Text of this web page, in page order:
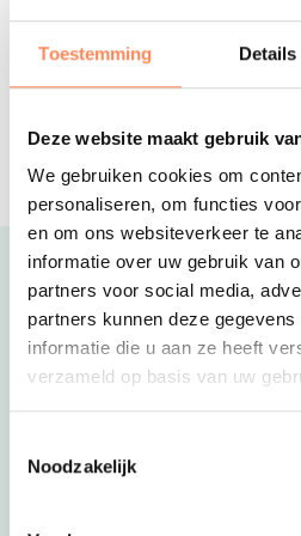
Toestemming Details
Deze website maakt gebruik
We gebruiken cookies om
personaliseren, om functies
en om ons websiteverkeer te
informatie over uw gebruik van
partners voor social media,
partners kunnen deze
informatie die u aan ze heeft
verzameld op basis van uw
Noodzakelijk
drijvende
Met
meer; alles